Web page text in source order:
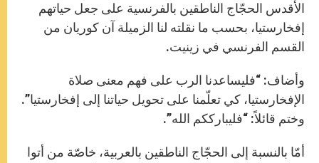
الأقدس الحجّاج الناطقين بالفرنسية على جعل حياتهم
إفخارستيا، بحسب ما نقلته لنا الزميلة آن كوريان من
القسم الفرنسي في زينيت.
وأضاف: “فليساعدنا الرب على فهم معنى صلاة
الإفخارستيا، كي تعلّمنا على تحويل حياتنا إلى إفخارستيا”.
وختم قائلاً: “فليبارككم الله”.
أمّا بالنسبة إلى الحجّاج الناطقين بالعربية، خاصّة من أتوا